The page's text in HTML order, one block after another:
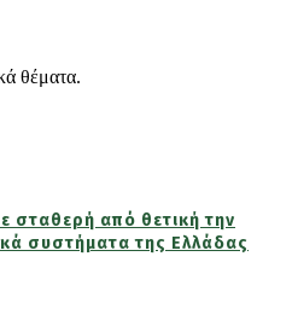
θέματα.
σταθερή από θετική την
συστήματα της Ελλάδας